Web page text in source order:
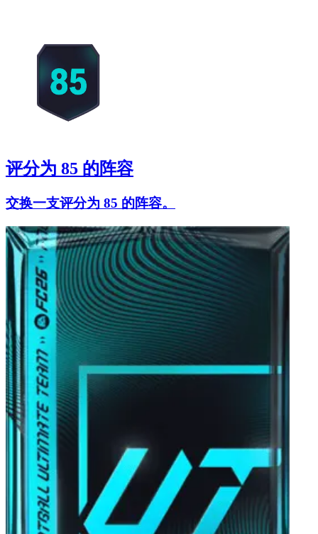
评分为 85 的阵容
交换一支评分为 85 的阵容。